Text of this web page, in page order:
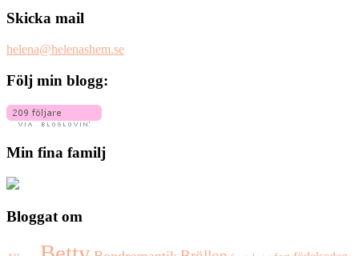
Skicka mail
helena@helenashem.se
Följ min blogg:
Min fina familj
Bloggat om